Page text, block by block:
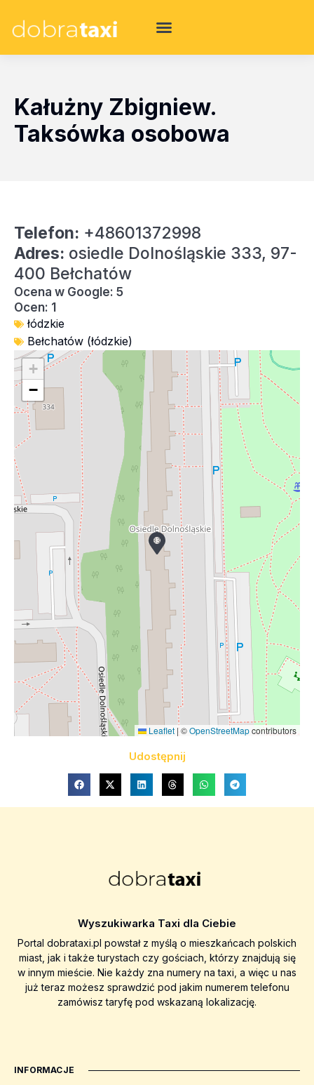
Kałużny Zbigniew.
Taksówka osobowa
Telefon: +48601372998
Adres: osiedle Dolnośląskie 333, 97-
400 Bełchatów
Ocena w Google: 5
Ocen: 1
łódzkie
Bełchatów (łódzkie)
+
−
Leaflet |©OpenStreetMapcontributors
Udostępnij
Wyszukiwarka Taxi dla Ciebie
Portal dobrataxi.pl powstał z myślą o mieszkańcach polskich
miast, jak i także turystach czy gościach, którzy znajdują się
w innym mieście. Nie każdy zna numery na taxi, a więc u nas
już teraz możesz sprawdzić pod jakim numerem telefonu
zamówisz taryfę pod wskazaną lokalizację.
INFORMACJE